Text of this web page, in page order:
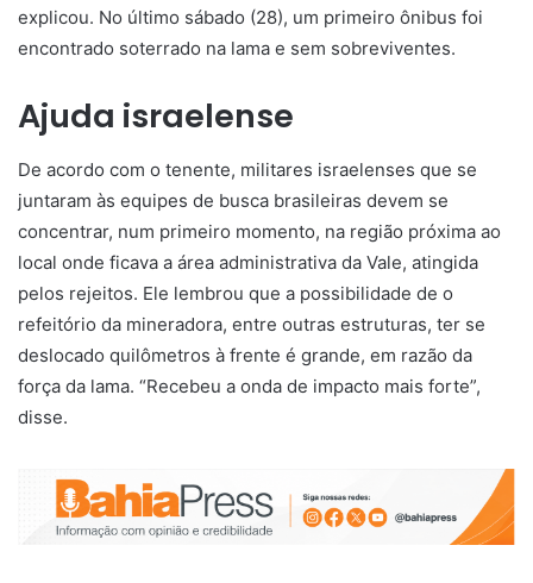
explicou. No último sábado (28), um primeiro ônibus foi
encontrado soterrado na lama e sem sobreviventes.
Ajuda israelense
De acordo com o tenente, militares israelenses que se
juntaram às equipes de busca brasileiras devem se
concentrar, num primeiro momento, na região próxima ao
local onde ficava a área administrativa da Vale, atingida
pelos rejeitos. Ele lembrou que a possibilidade de o
refeitório da mineradora, entre outras estruturas, ter se
deslocado quilômetros à frente é grande, em razão da
força da lama. “Recebeu a onda de impacto mais forte”,
disse.